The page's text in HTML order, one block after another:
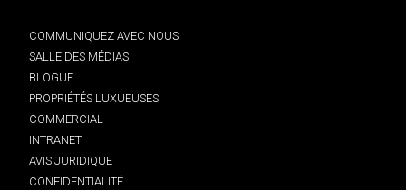
COMMUNIQUEZ AVEC NOUS
SALLE DES MÉDIAS
BLOGUE
PROPRIÉTÉS LUXUEUSES
COMMERCIAL
INTRANET
AVIS JURIDIQUE
CONFIDENTIALITÉ